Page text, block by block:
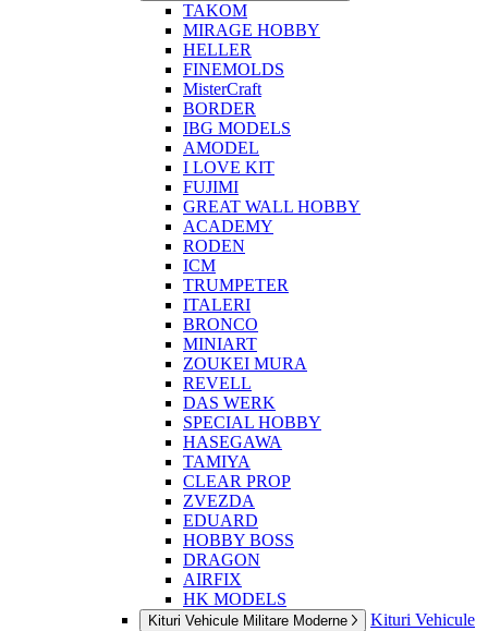
TAKOM
MIRAGE HOBBY
HELLER
FINEMOLDS
MisterCraft
BORDER
IBG MODELS
AMODEL
I LOVE KIT
FUJIMI
GREAT WALL HOBBY
ACADEMY
RODEN
ICM
TRUMPETER
ITALERI
BRONCO
MINIART
ZOUKEI MURA
REVELL
DAS WERK
SPECIAL HOBBY
HASEGAWA
TAMIYA
CLEAR PROP
ZVEZDA
EDUARD
HOBBY BOSS
DRAGON
AIRFIX
HK MODELS
Kituri Vehicule Militare Moderne
Kituri Vehicule